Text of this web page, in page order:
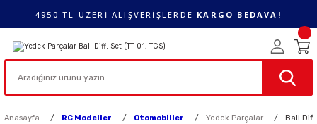
4950 TL ÜZERİ ALIŞVERİŞLERDE KARGO BEDAVA!
Anasayfa RC Modeller Otomobiller Yedek Parçalar Ball